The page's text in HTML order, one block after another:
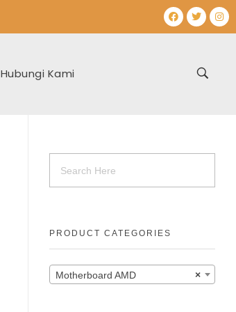
Hubungi Kami
PRODUCT CATEGORIES
×
Motherboard AMD